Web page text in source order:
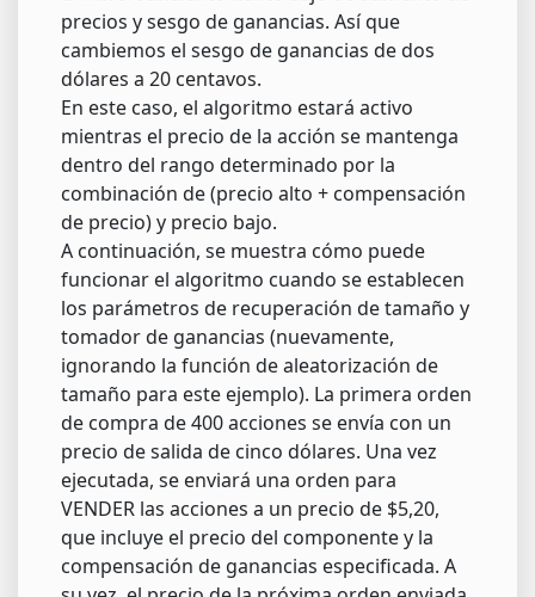
precios y sesgo de ganancias. Así que
cambiemos el sesgo de ganancias de dos
dólares a 20 centavos.
En este caso, el algoritmo estará activo
mientras el precio de la acción se mantenga
dentro del rango determinado por la
combinación de (precio alto + compensación
de precio) y precio bajo.
A continuación, se muestra cómo puede
funcionar el algoritmo cuando se establecen
los parámetros de recuperación de tamaño y
tomador de ganancias (nuevamente,
ignorando la función de aleatorización de
tamaño para este ejemplo). La primera orden
de compra de 400 acciones se envía con un
precio de salida de cinco dólares. Una vez
ejecutada, se enviará una orden para
VENDER las acciones a un precio de $5,20,
que incluye el precio del componente y la
compensación de ganancias especificada. A